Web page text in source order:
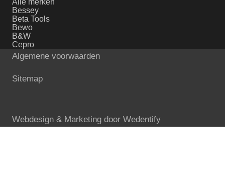
Bessey
Beta Tools
Bewo
B&W
Cepro
Algemene voorwaarden
Sitemap
Webdesign & Marketing door Wedentify